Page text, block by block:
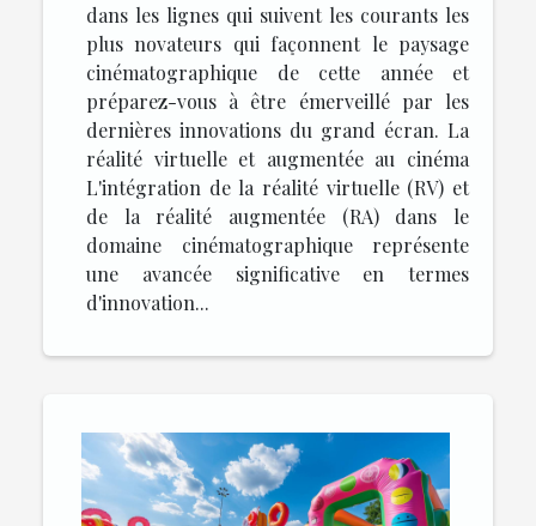
dans les lignes qui suivent les courants les
plus novateurs qui façonnent le paysage
cinématographique de cette année et
préparez-vous à être émerveillé par les
dernières innovations du grand écran. La
réalité virtuelle et augmentée au cinéma
L'intégration de la réalité virtuelle (RV) et
de la réalité augmentée (RA) dans le
domaine cinématographique représente
une avancée significative en termes
d'innovation...